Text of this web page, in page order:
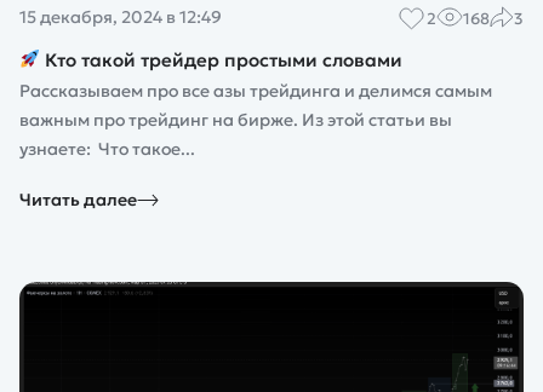
15 декабря, 2024 в 12:49 2 168 3
Кто такой трейдер простыми словами
Рассказываем про все азы трейдинга и делимся самым
важным про трейдинг на бирже. Из этой статьи вы
узнаете: Что такое...
Читать далее